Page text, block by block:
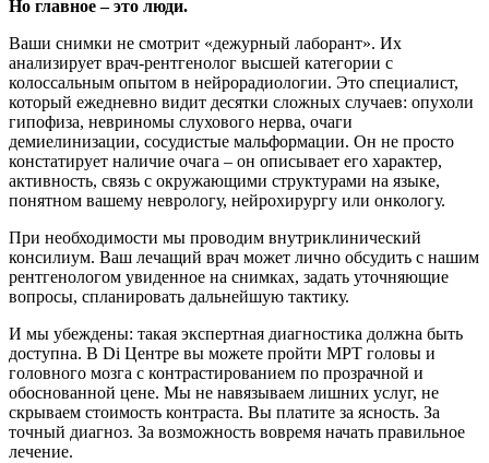
Но главное – это люди.
Ваши снимки не смотрит «дежурный лаборант». Их
анализирует врач-рентгенолог высшей категории с
колоссальным опытом в нейрорадиологии. Это специалист,
который ежедневно видит десятки сложных случаев: опухоли
гипофиза, невриномы слухового нерва, очаги
демиелинизации, сосудистые мальформации. Он не просто
констатирует наличие очага – он описывает его характер,
активность, связь с окружающими структурами на языке,
понятном вашему неврологу, нейрохирургу или онкологу.
При необходимости мы проводим внутриклинический
консилиум. Ваш лечащий врач может лично обсудить с нашим
рентгенологом увиденное на снимках, задать уточняющие
вопросы, спланировать дальнейшую тактику.
И мы убеждены: такая экспертная диагностика должна быть
доступна. В Di Центре вы можете пройти МРТ головы и
головного мозга с контрастированием по прозрачной и
обоснованной цене. Мы не навязываем лишних услуг, не
скрываем стоимость контраста. Вы платите за ясность. За
точный диагноз. За возможность вовремя начать правильное
лечение.